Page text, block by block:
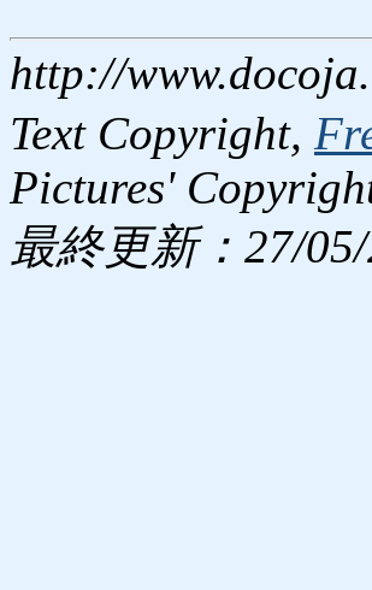
http://
Text Copyright,
Pictures'
最終更新：27/